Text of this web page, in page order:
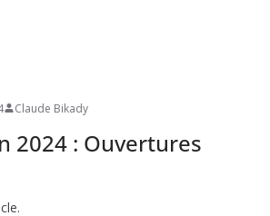
Claude Bikady
2024 : Ouvertures